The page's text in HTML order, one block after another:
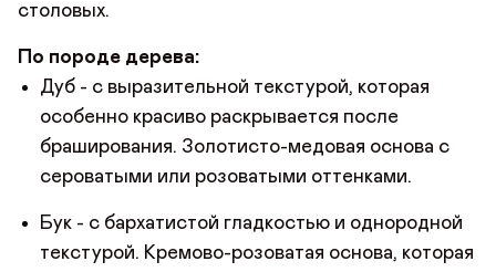
столовых.
По породе дерева:
Дуб - с выразительной текстурой, которая
особенно красиво раскрывается после
браширования. Золотисто-медовая основа с
сероватыми или розоватыми оттенками.
Бук - с бархатистой гладкостью и однородной
текстурой. Кремово-розоватая основа, которая